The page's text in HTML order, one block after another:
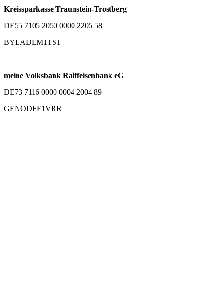
Kreissparkasse Traunstein-Trostberg
DE55 7105 2050 0000 2205 58
BYLADEM1TST
meine Volksbank Raiffeisenbank eG
DE73 7116 0000 0004 2004 89
GENODEF1VRR